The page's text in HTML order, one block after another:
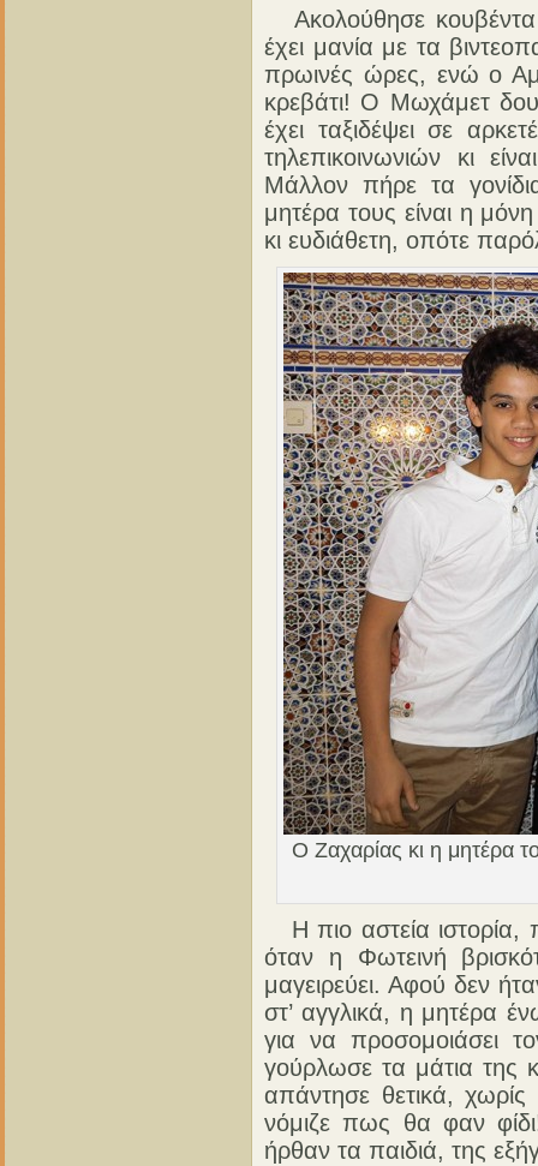
Ακολούθησε κουβέντα
έχει μανία με τα
πρωινές ώρες, ενώ ο
κρεβάτι! Ο Μωχάμετ
έχει ταξιδέψει σε
τηλεπικοινωνιών κι
Μάλλον πήρε τα
μητέρα τους είναι η
κι ευδιάθετη, οπότε
Ο Ζαχαρίας κι η μητέρα
Η πιο αστεία ιστορία,
όταν η Φωτεινή
μαγειρεύει. Αφού δεν
στ’ αγγλικά, η μητέρα
για να προσομοιάσει
γούρλωσε τα μάτια της
απάντησε θετικά, χωρίς
νόμιζε πως θα φαν
ήρθαν τα παιδιά, της